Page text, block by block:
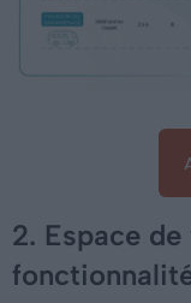
2. Espace